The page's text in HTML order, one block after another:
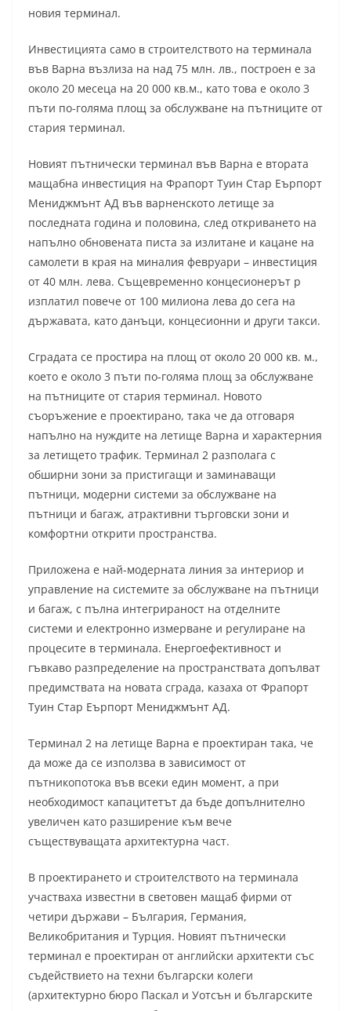
новия терминал.
Инвестицията само в строителството на терминала
във Варна възлиза на над 75 млн. лв., построен е за
около 20 месеца на 20 000 кв.м., като това е около 3
пъти по-голяма площ за обслужване на пътниците от
стария терминал.
Новият пътнически терминал във Варна е втората
мащабна инвестиция на Фрапорт Туин Стар Еърпорт
Мениджмънт АД във варненското летище за
последната година и половина, след откриването на
напълно обновената писта за излитане и кацане на
самолети в края на миналия февруари – инвестиция
от 40 млн. лева. Същевременно концесионерът р
изплатил повече от 100 милиона лева до сега на
държавата, като данъци, концесионни и други такси.
Сградата се простира на площ от около 20 000 кв. м.,
което е около 3 пъти по-голяма площ за обслужване
на пътниците от стария терминал. Новото
съоръжение е проектирано, така че да отговаря
напълно на нуждите на летище Варна и характерния
за летището трафик. Терминал 2 разполага с
обширни зони за пристигащи и заминаващи
пътници, модерни системи за обслужване на
пътници и багаж, атрактивни търговски зони и
комфортни открити пространства.
Приложена е най-модерната линия за интериор и
управление на системите за обслужване на пътници
и багаж, с пълна интегрираност на отделните
системи и електронно измерване и регулиране на
процесите в терминала. Енергоефективност и
гъвкаво разпределение на пространствата допълват
предимствата на новата сграда, казаха от Фрапорт
Туин Стар Еърпорт Мениджмънт АД.
Терминал 2 на летище Варна е проектиран така, че
да може да се използва в зависимост от
пътникопотока във всеки един момент, а при
необходимост капацитетът да бъде допълнително
увеличен като разширение към вече
съществуващата архитектурна част.
В проектирането и строителството на терминала
участваха известни в световен мащаб фирми от
четири държави – България, Германия,
Великобритания и Турция. Новият пътнически
терминал е проектиран от английски архитекти със
съдействието на техни български колеги
(архитектурно бюро Паскал и Уотсън и българските